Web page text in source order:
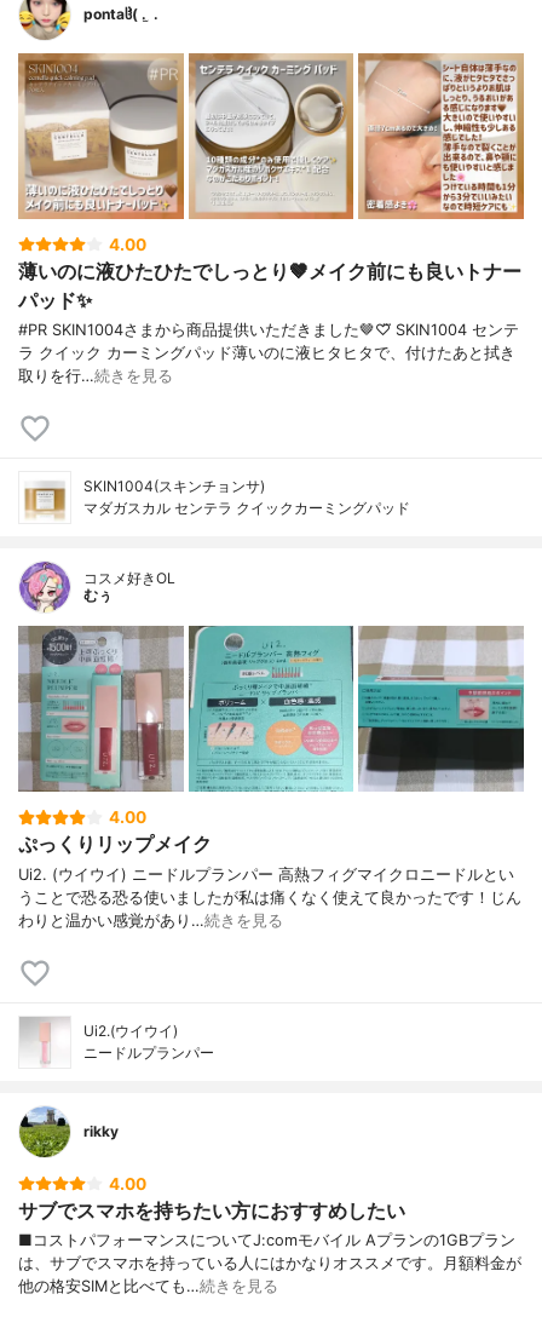
pontaჱ̒( . ̫ .
4.00
薄いのに液ひたひたでしっとり🤎メイク前にも良いトナー
パッド✨️
#PR SKIN1004さまから商品提供いただきました🤎♡⃛ SKIN1004 センテ
ラ クイック カーミングパッド薄いのに液ヒタヒタで、付けたあと拭き
取りを行…続きを見る
SKIN1004(スキンチョンサ)
マダガスカル センテラ クイックカーミングパッド
コスメ好きOL
むぅ
4.00
ぷっくりリップメイク
Ui2. (ウイウイ) ニードルプランパー 高熱フィグマイクロニードルとい
うことで恐る恐る使いましたが私は痛くなく使えて良かったです！じん
わりと温かい感覚があり…続きを見る
Ui2.(ウイウイ)
ニードルプランパー
rikky
4.00
サブでスマホを持ちたい方におすすめしたい
■コストパフォーマンスについてJ:comモバイル Aプランの1GBプラン
は、サブでスマホを持っている人にはかなりオススメです。月額料金が
他の格安SIMと比べても…続きを見る